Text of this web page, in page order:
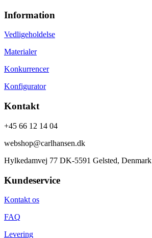
Information
Vedligeholdelse
Materialer
Konkurrencer
Konfigurator
Kontakt
+45 66 12 14 04
webshop@carlhansen.dk
Hylkedamvej 77 DK-5591 Gelsted, Denmark
Kundeservice
Kontakt os
FAQ
Levering